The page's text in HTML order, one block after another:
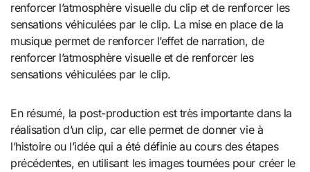
renforcer l’atmosphère visuelle du clip et de renforcer les
sensations véhiculées par le clip. La mise en place de la
musique permet de renforcer l’effet de narration, de
renforcer l’atmosphère visuelle et de renforcer les
sensations véhiculées par le clip.
En résumé, la post-production est très importante dans la
réalisation d’un clip, car elle permet de donner vie à
l’histoire ou l’idée qui a été définie au cours des étapes
précédentes, en utilisant les images tournées pour créer le